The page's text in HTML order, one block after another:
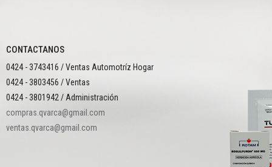
CONTACTANOS
0424 - 3743416 / Ventas Automotríz Hogar
0424 - 3803456 / Ventas
0424 - 3801942 / Administración
compras.qvarca@gmail.com
ventas.qvarca@gmail.com